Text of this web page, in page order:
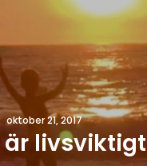
oktober 21, 2017
livsviktigt